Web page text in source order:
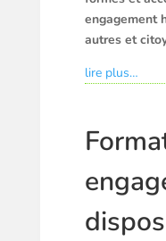
engagement
autres et
lire plus…